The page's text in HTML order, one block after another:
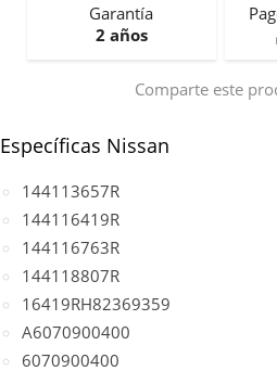
Garantía
2 años
Comparte este
Específicas Nissan
144113657R
144116419R
144116763R
144118807R
16419RH82369359
A6070900400
6070900400